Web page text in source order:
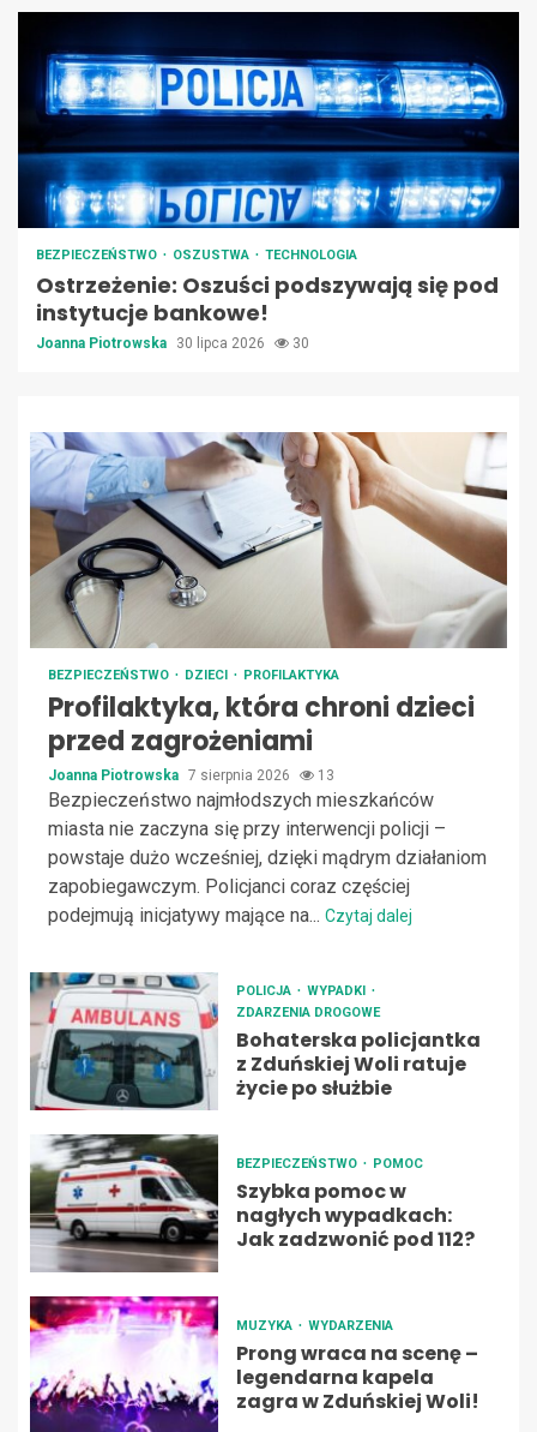
BEZPIECZEŃSTWO OSZUSTWA TECHNOLOGIA
Ostrzeżenie: Oszuści podszywają się pod
instytucje bankowe!
Joanna Piotrowska 30 lipca 2026 30
BEZPIECZEŃSTWO DZIECI PROFILAKTYKA
Profilaktyka, która chroni dzieci
przed zagrożeniami
Joanna Piotrowska 7 sierpnia 2026 13
Bezpieczeństwo najmłodszych mieszkańców
miasta nie zaczyna się przy interwencji policji –
powstaje dużo wcześniej, dzięki mądrym działaniom
zapobiegawczym. Policjanci coraz częściej
podejmują inicjatywy mające na... Czytaj dalej
POLICJA
WYPADKI
ZDARZENIA DROGOWE
Bohaterska policjantka
z Zduńskiej Woli ratuje
życie po służbie
BEZPIECZEŃSTWO POMOC
Szybka pomoc w
nagłych wypadkach:
Jak zadzwonić pod 112?
MUZYKA WYDARZENIA
Prong wraca na scenę –
legendarna kapela
zagra w Zduńskiej Woli!